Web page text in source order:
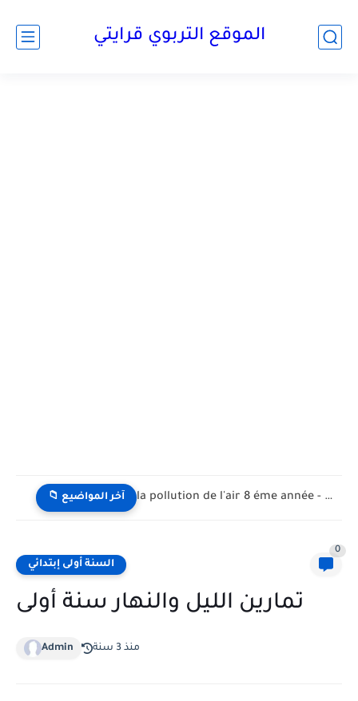
الموقع التربوي قرايتي
📁 آخر المواضيع la pollution de l'air 8 éme année - تلوث الهواء...
السنة أولى إبتدائي
0
تمارين الليل والنهار سنة أولى
Admin منذ 3 سنة